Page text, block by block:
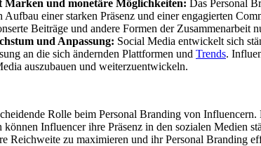
Marken und monetäre Möglichkeiten: Das Personal
Aufbau einer starken Präsenz und einer engagierten
Beiträge und andere Formen der
und Anpassung: Social Media entwickelt sich
an die sich ändernden Plattformen und Trends.
auszubauen und weiterzuentwickeln.
Rolle beim Personal Branding von
können Influencer ihre Präsenz in den sozialen Medien
Reichweite zu maximieren und ihr Personal Branding